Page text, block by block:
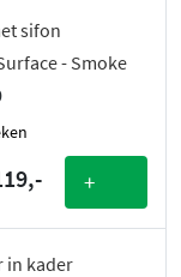
sifon
- Smoke
+
in kader